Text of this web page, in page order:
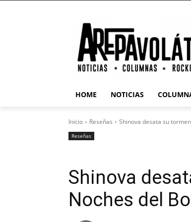
HOME NOTICIAS
Inicio Reseñas Shinova desata su
Reseñas
Shinova
Noches del